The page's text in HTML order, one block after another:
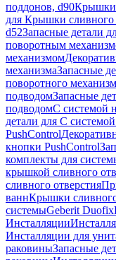
поддонов, d90Крышки
для Крышки сливного
d52Запасные детали
поворотным
механизмом
механизмаЗапасные
поворотного
подводомЗапасные
подводомС системой
детали для С
PushControl
кнопки PushControl
комплекты для
крышкой сливного
сливного отверстия
ваннКрышки
системыGeberit Duofix
Инсталляции
Инсталляции для
раковиныЗапасные